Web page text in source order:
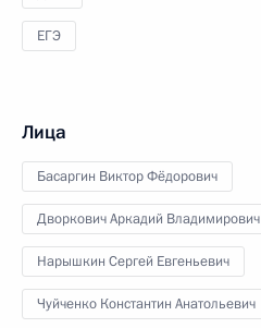
ЕГЭ
Лица
Басаргин Виктор Фёдорович
Дворкович Аркадий Владимирович
Нарышкин Сергей Евгеньевич
Чуйченко Константин Анатольевич